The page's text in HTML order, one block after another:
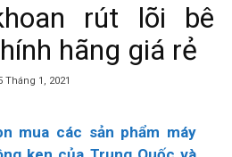
rút lõi bê
hãng giá rẻ
Tháng 1, 2021
mua các sản phẩm máy